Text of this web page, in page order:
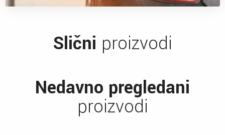
Slični proizvodi
Nedavno pregledani
proizvodi